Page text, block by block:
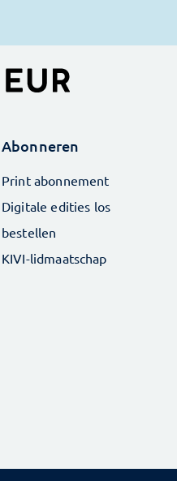
Abonneren
Print abonnement
Digitale edities los
bestellen
KIVI-lidmaatschap